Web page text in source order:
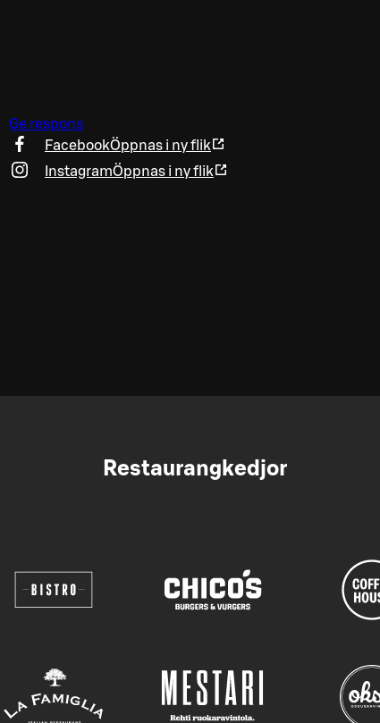
Ge respons
FacebookÖppnas i ny flik
InstagramÖppnas i ny flik
Restaurangkedjor